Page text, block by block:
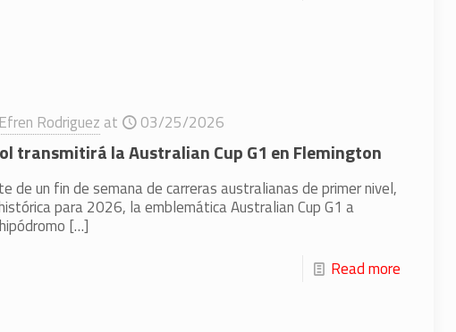
Efren Rodriguez at 03/25/2026
transmitirá la Australian Cup G1 en Flemington
de un fin de semana de carreras australianas de primer nivel,
para 2026, la emblemática Australian Cup G1 a
[…]
Read more